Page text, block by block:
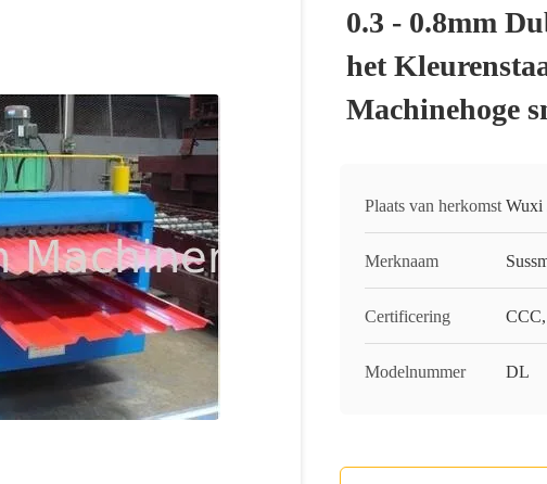
0.3 - 0.8mm
het
Machinehoge
Plaats van herkomst Wuxi
Merknaam
Certificering
Modelnummer DL